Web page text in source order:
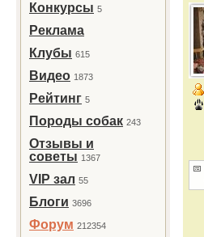
Конкурсы 5
Реклама
Клубы 615
Видео 1873
Рейтинг 5
Породы собак 243
Отзывы и
советы 1367
VIP зал 55
Блоги 3696
Форум 212354